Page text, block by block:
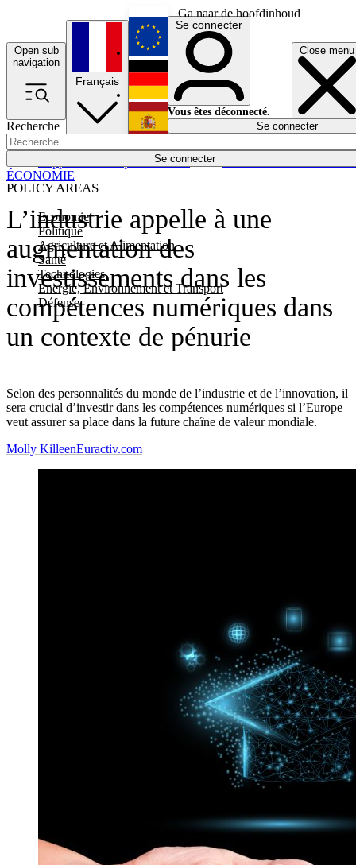
Ga naar de hoofdinhoud
Open sub
navigation
Close menu
Recherche
Se connecter
POLICY AREAS
Economie
Politique
Agriculture et Alimentation
Santé
Technologies
Energie, Environnement et Transport
Défense
Économie
Français
English
Deutsch
Español
Se connecter
Vous êtes déconnecté.
Se connecter
L’industrie appelle à une
augmentation des
investissements dans les
compétences numériques dans
un contexte de pénurie
Selon des personnalités du monde de l’industrie et de l’innovation, il
sera crucial d’investir dans les compétences numériques si l’Europe
veut assurer sa place dans la future chaîne de valeur mondiale.
ÉCONOMIE
Molly KilleenEuractiv.com